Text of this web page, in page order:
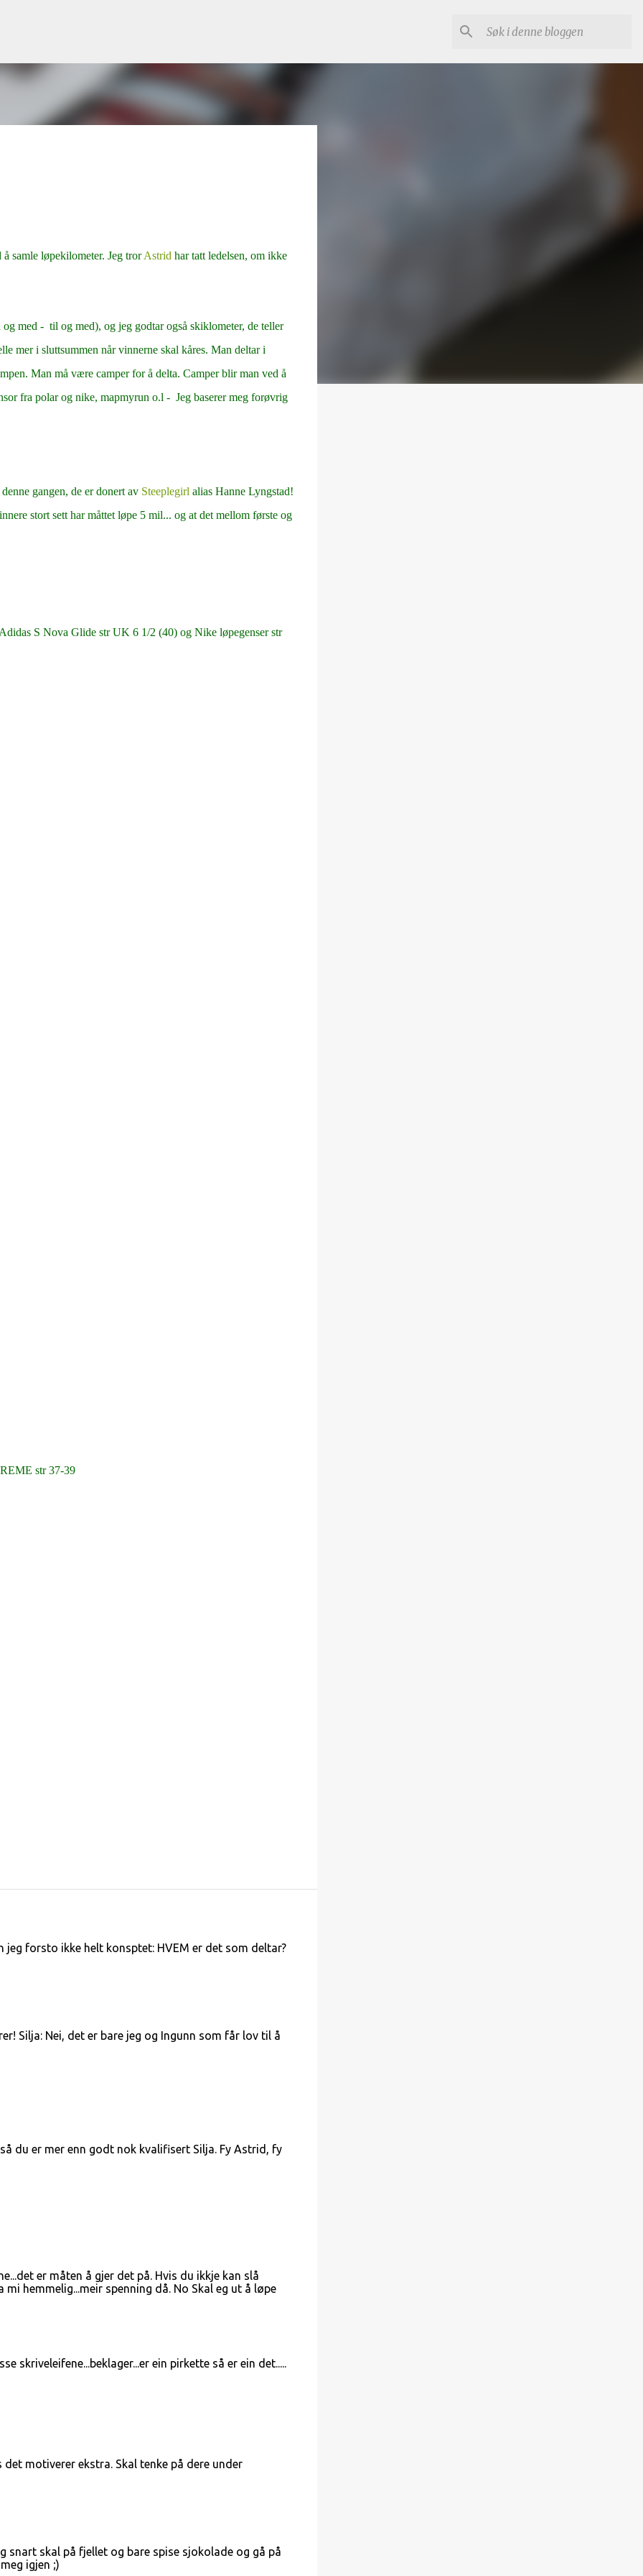
samle løpekilometer. Jeg trorAstrid har tatt ledelsen, om ikke
med - til og med), og jeg godtar også skiklometer, de teller
mer i sluttsummen når vinnerne skal kåres. Man deltar i
Man må være camper for å delta. Camper blir man ved å
fra polar og nike, mapmyrun o.l - Jeg baserer meg forøvrig
gangen, de er donert av Steeplegirl alias Hanne Lyngstad!
stort sett har måttet løpe 5 mil... og at det mellom første og
S Nova Glide str UK 6 1/2 (40) og Nike løpegenser str
str 37-39
forsto ikke helt konsptet: HVEM er det som deltar?
Silja: Nei, det er bare jeg og Ingunn som får lov til å
du er mer enn godt nok kvalifisert Silja. Fy Astrid, fy
er måten å gjer det på. Hvis du ikkje kan slå
mi hemmelig...meir spenning då. No Skal eg ut å løpe
skriveleifene...beklager...er ein pirkette så er ein det.....
motiverer ekstra. Skal tenke på dere under
snart skal på fjellet og bare spise sjokolade og gå på
igjen ;)